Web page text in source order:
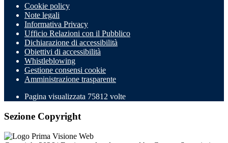
Cookie policy
Note legali
Informativa Privacy
Ufficio Relazioni con il Pubblico
Dichiarazione di accessibilità
Obiettivi di accessibilità
Whistleblowing
Gestione consensi cookie
Amministrazione trasparente
Pagina visualizzata 75812 volte
Sezione Copyright